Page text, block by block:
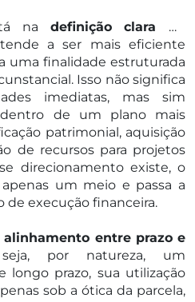
na definição clara do
a ser mais eficiente
uma finalidade estruturada
Isso não significa
imediatas, mas sim
de um plano mais
patrimonial, aquisição
de recursos para projetos
direcionamento existe, o
um meio e passa a
execução financeira.
alinhamento entre prazo e
por natureza, um
longo prazo, sua utilização
sob a ótica da parcela,